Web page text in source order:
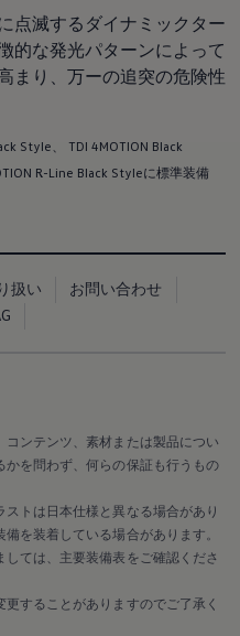
サダープログラム
ビス
サービス
ン自動車保険プラス
合ったプランをみつける
ル 登録・ログイン
よびフルード類
サポート
ンサービス
点滅するダイナミックター
的な発光パターンによって
まり、万ーの追突の危険性
Style、 TDI 4MOTION Black
R-Line Black Styleに標準装備
扱い
お問い合わせ
ンテンツ、素材または製品につい
を問わず、何らの保証も行うもの
トは日本仕様と異なる場合があり
を装着している場合があります。
ては、主要装備表をご確認くださ
することがありますのでご了承く